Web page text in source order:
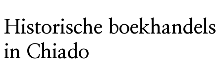
Historische boekhandels
in Chiado